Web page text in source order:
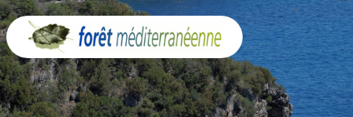
Panneau de gestion des cookies